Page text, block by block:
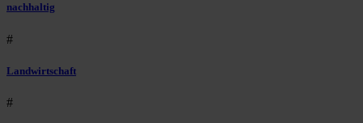
nachhaltig
#
Landwirtschaft
#